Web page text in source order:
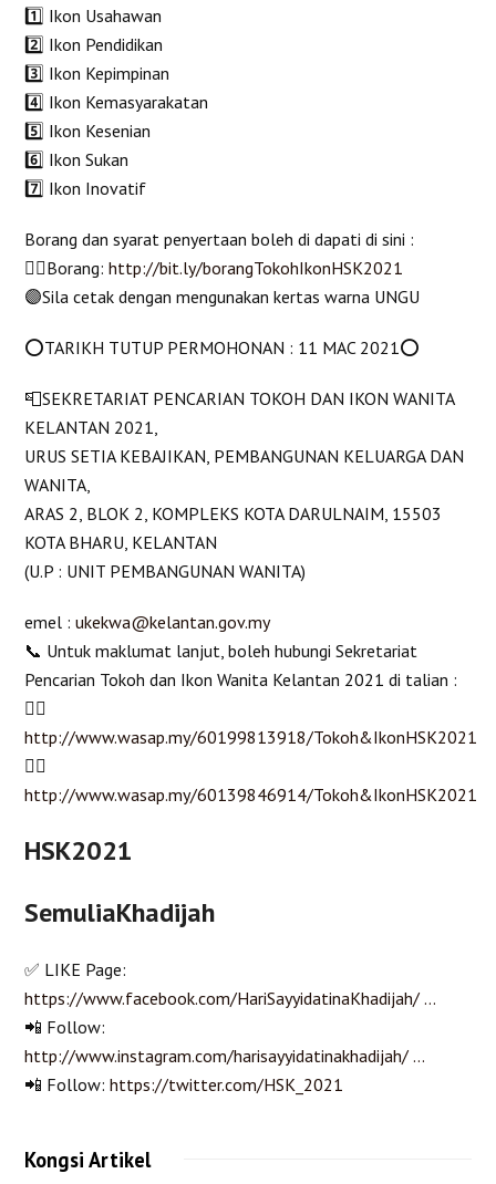
1️⃣ Ikon Usahawan
2️⃣ Ikon Pendidikan
3️⃣ Ikon Kepimpinan
4️⃣ Ikon Kemasyarakatan
5️⃣ Ikon Kesenian
6️⃣ Ikon Sukan
7️⃣ Ikon Inovatif
Borang dan syarat penyertaan boleh di dapati di sini :
👉🏻Borang:http://bit.ly/borangTokohIkonHSK2021
🟣Sila cetak dengan mengunakan kertas warna UNGU
⭕TARIKH TUTUP PERMOHONAN : 11 MAC 2021⭕
📮SEKRETARIAT PENCARIAN TOKOH DAN IKON WANITA
KELANTAN 2021,
URUS SETIA KEBAJIKAN, PEMBANGUNAN KELUARGA DAN
WANITA,
ARAS 2, BLOK 2, KOMPLEKS KOTA DARULNAIM, 15503
KOTA BHARU, KELANTAN
(U.P : UNIT PEMBANGUNAN WANITA)
emel :ukekwa@kelantan.gov.my
📞 Untuk maklumat lanjut, boleh hubungi Sekretariat
Pencarian Tokoh dan Ikon Wanita Kelantan 2021 di talian :
👉🏻
http://www.wasap.my/60199813918/Tokoh&IkonHSK2021
👉🏻
http://www.wasap.my/60139846914/Tokoh&IkonHSK2021
HSK2021
SemuliaKhadijah
✅ LIKE Page:
https://www.facebook.com/HariSayyidatinaKhadijah/ …
📲 Follow:
http://www.instagram.com/harisayyidatinakhadijah/ …
📲 Follow:https://twitter.com/HSK_2021
Kongsi Artikel